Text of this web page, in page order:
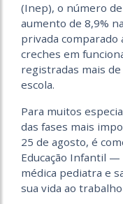
(Inep), o número
aumento de 8,9%
privada comparado
creches em
registradas mais
escola.
Para muitos
das fases mais
25 de agosto, é
Educação Infantil —
médica pediatra e
sua vida ao